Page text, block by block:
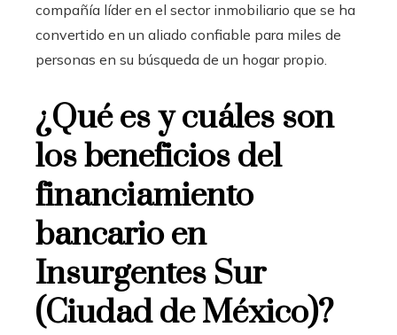
compañía líder en el sector inmobiliario que se ha
convertido en un aliado confiable para miles de
personas en su búsqueda de un hogar propio.
¿Qué es y cuáles son
los beneficios del
financiamiento
bancario en
Insurgentes Sur
(Ciudad de México)?